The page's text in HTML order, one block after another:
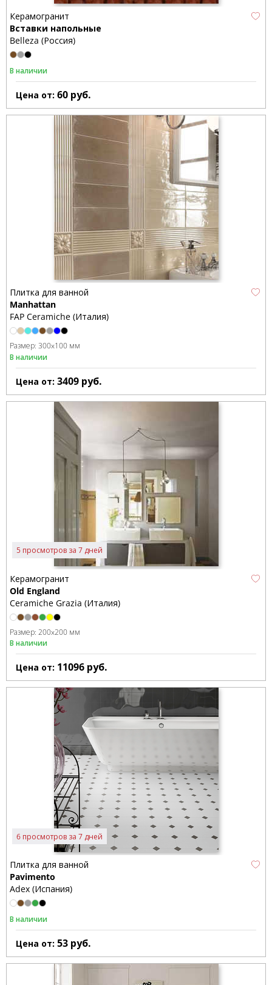
Керамогранит
Вставки напольные
Belleza (Россия)
В наличии
Цена от: 60 руб.
Плитка для ванной
Manhattan
FAP Ceramiche (Италия)
Размер: 300x100 мм
В наличии
Цена от: 3409 руб.
5 просмотров за 7 дней
Керамогранит
Old England
Ceramiche Grazia (Италия)
Размер: 200x200 мм
В наличии
Цена от: 11096 руб.
6 просмотров за 7 дней
Плитка для ванной
Pavimento
Adex (Испания)
В наличии
Цена от: 53 руб.